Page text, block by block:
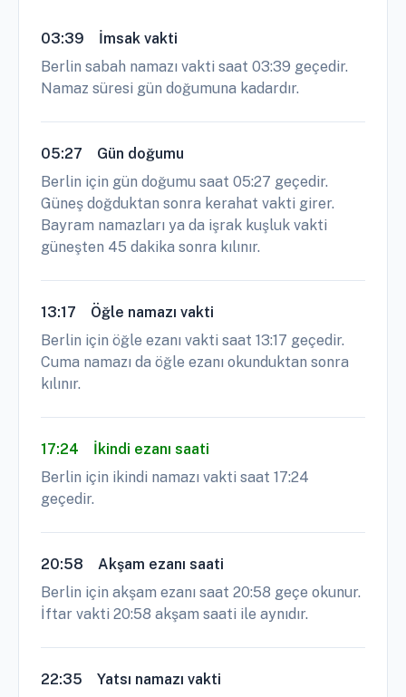
03:39
İmsak vakti
Berlin sabah namazı vakti saat 03:39 geçedir.
Namaz süresi gün doğumuna kadardır.
05:27
Gün doğumu
Berlin için gün doğumu saat 05:27 geçedir.
Güneş doğduktan sonra kerahat vakti girer.
Bayram namazları ya da işrak kuşluk vakti
güneşten 45 dakika sonra kılınır.
13:17
Öğle namazı vakti
Berlin için öğle ezanı vakti saat 13:17 geçedir.
Cuma namazı da öğle ezanı okunduktan sonra
kılınır.
17:24
İkindi ezanı saati
Berlin için ikindi namazı vakti saat 17:24
geçedir.
20:58
Akşam ezanı saati
Berlin için akşam ezanı saat 20:58 geçe okunur.
İftar vakti 20:58 akşam saati ile aynıdır.
22:35
Yatsı namazı vakti